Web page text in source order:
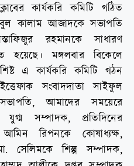
কার্যকরি কমিটি গঠিত
কালাম আজাদকে সভাপতি
রহমানকে সাধারণ
মঙ্গলবার বিকেলে
এ কার্যকরি কমিটি গঠন
সংবাদদাতা সাইফুল
আমাদের সময়েরে
সম্পাদক, প্রতিদিনের
রিপনকে কোষাধ্যক্ষ,
সেলিমকে শিল্প সম্পাদক,